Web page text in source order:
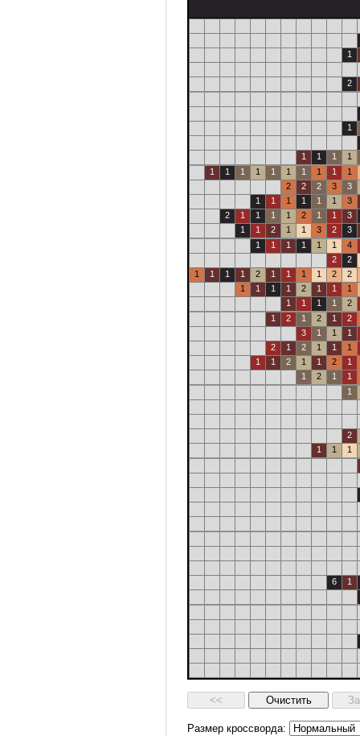
1
2
1
1 1 1
1
1
1 1 1 1 1 1 1 1
1
2
2 2 3
3
1
1 1 1 1 1
3
2
1 1 1 1 2 1 1
3
1
1 2 1 1 3 2
3
1
1 1 1 1 1
4
2
2
1
1 1 1 2 1 1 1 1 2
2
1
1 1 1 2 1 1
1
1
1 1 1
2
1
2 1 2 1
2
3
1 1
1
2
1 2 1 1
1
1
1 2 1 1 2
1
1
2 1
1
1
2
1
1 1
6 1
Размер кроссворда: